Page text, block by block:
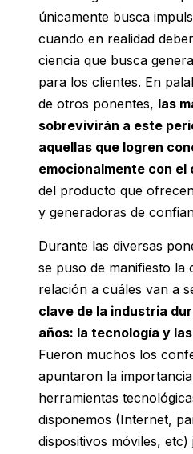
únicamente busca
cuando en realidad
ciencia que busca
para los clientes. En
de otros ponentes, las
sobrevivirán a este
aquellas que logren
emocionalmente con el
del producto que
y generadoras de
Durante las diversas
se puso de manifiesto la
relación a cuáles van a
clave de la industria
años: la tecnología y
Fueron muchos los
apuntaron la
herramientas
disponemos (Internet,
dispositivos móviles,